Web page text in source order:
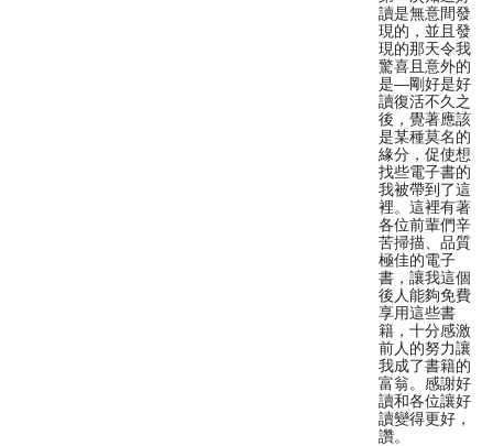
讀是無意間發
現的，並且發
現的那天令我
驚喜且意外的
是—剛好是好
讀復活不久之
後，覺著應該
是某種莫名的
緣分，促使想
找些電子書的
我被帶到了這
裡。這裡有著
各位前輩們辛
苦掃描、品質
極佳的電子
書，讓我這個
後人能夠免費
享用這些書
籍，十分感激
前人的努力讓
我成了書籍的
富翁。感謝好
讀和各位讓好
讀變得更好，
讚。